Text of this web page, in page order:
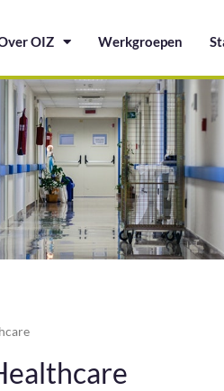
OIZ Werkgroepen